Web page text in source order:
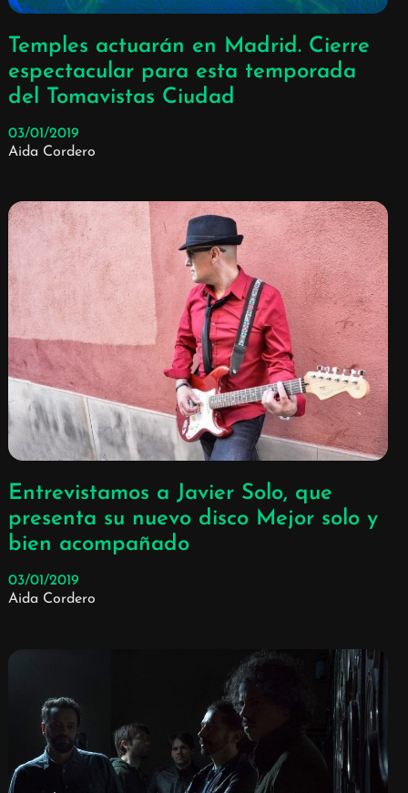
Temples actuarán en Madrid. Cierre
espectacular para esta temporada
del Tomavistas Ciudad
03/01/2019
Aida Cordero
Entrevistamos a Javier Solo, que
presenta su nuevo disco Mejor solo y
bien acompañado
03/01/2019
Aida Cordero